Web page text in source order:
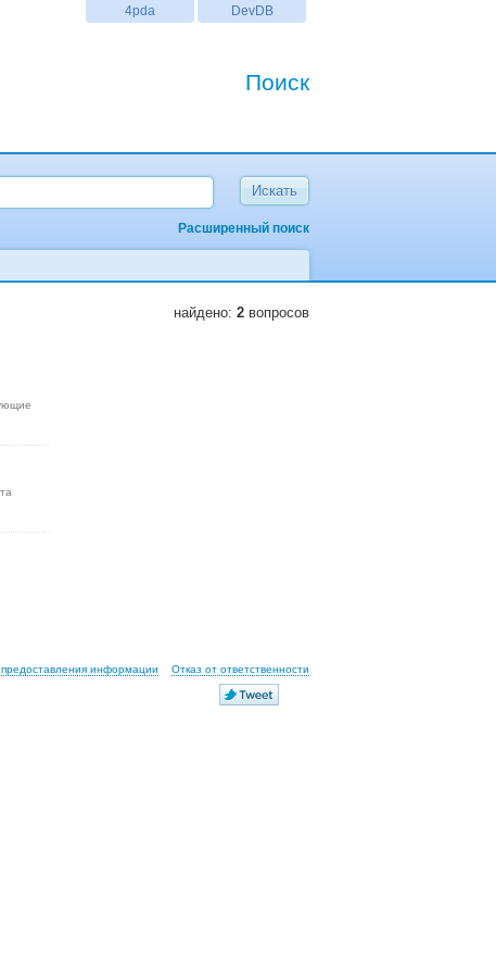
DevDB
4pda
Поиск
Расширенный поиск
найдено: 2 вопросов
предоставления информации Отказ от ответственности